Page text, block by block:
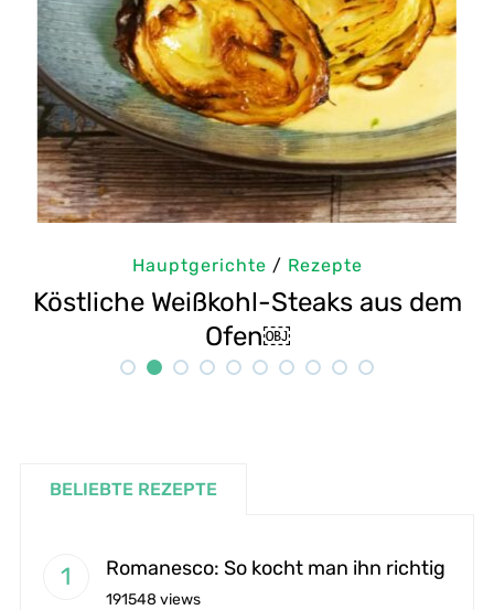
dem
Hauptgerichte/
Selbstgemachte Tahini:
Rezept
BELIEBTE REZEPTE
Romanesco: So kocht man ihn richtig
191548 views